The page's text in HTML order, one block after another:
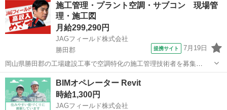
施工管理・プラント空調・サブコン 現場管
理・施工図
月給299,290円
JAGフィールド株式会社
勝田郡
提携サイト 7月19日
岡山県勝田郡の工場建設工事で空調特化の施工管理技術者を募集
中！！ 業界最大手の建築設備工事会社での就業となります。 【担当業
務】(空気調和設備)施工管理 ◇品質管理・工程管理・安全管理・写
真管理 ◇書類作成 ◇...
岡山 勝田郡
BIMオペレーター Revit
時給1,300円
JAGフィールド株式会社